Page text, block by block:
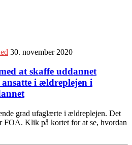
30. november 2020
at skaffe uddannet
i ældreplejen i
grad ufaglærte i ældreplejen. Det
FOA. Klik på kortet for at se, hvordan